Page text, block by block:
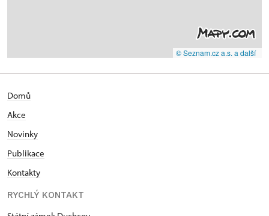
© Seznam.cz a.s. a další
Domů
Akce
Novinky
Publikace
Kontakty
RYCHLÝ KONTAKT